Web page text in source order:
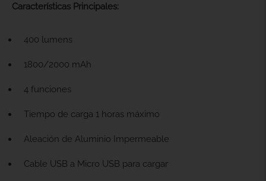
Características Principales:
400 lumens
1800/2000 mAh
4 funciones
Tiempo de carga 1 horas máximo
Aleación de Aluminio Impermeable
Cable USB a Micro USB para cargar